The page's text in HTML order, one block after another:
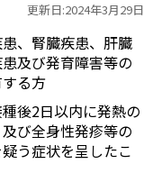
更新日:2024年3月29日
、腎臓疾患、肝臓
及び発育障害等の
る方
後2日以内に発熱の
び全身性発疹等の
う症状を呈したこ